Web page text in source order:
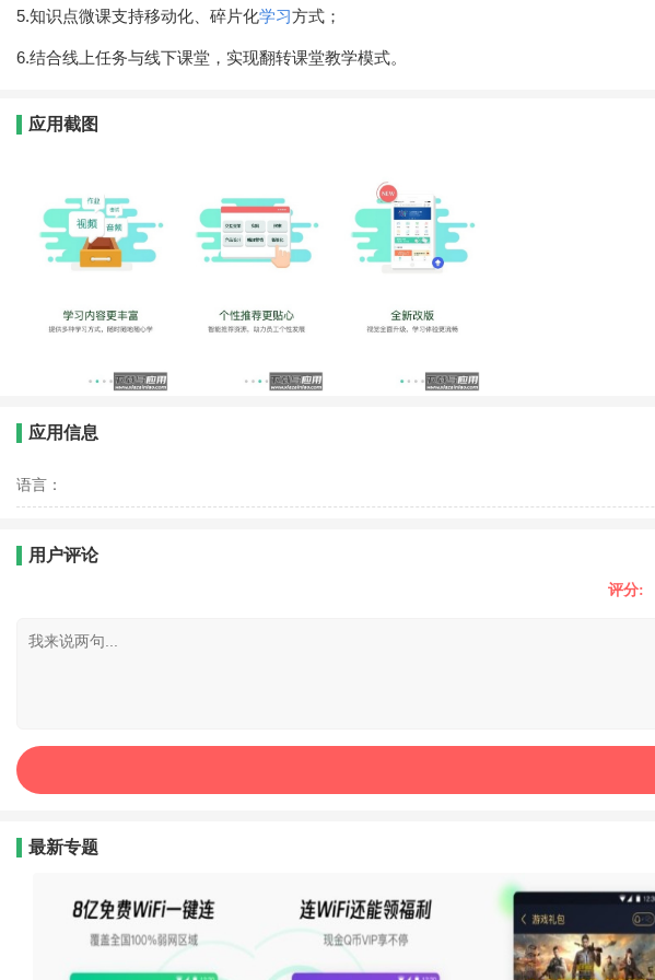
5.知识点微课支持移动化、碎片化学习方式；
6.结合线上任务与线下课堂，实现翻转课堂教学模式。
应用截图
应用信息
语言：
用户评论
评分:
最新专题